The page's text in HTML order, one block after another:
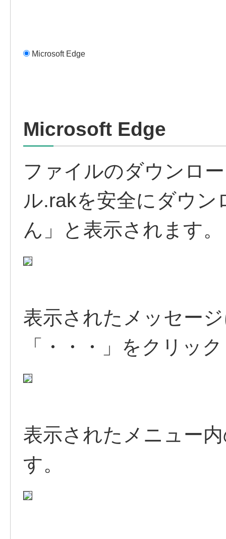
Microsoft Edge
Microsoft Edge
ファイルのダウンロ
ル.rakを安全にダウ
ん」と表示されます。
表示されたメッセー
「・・・」をクリッ
表示されたメニュー
す。